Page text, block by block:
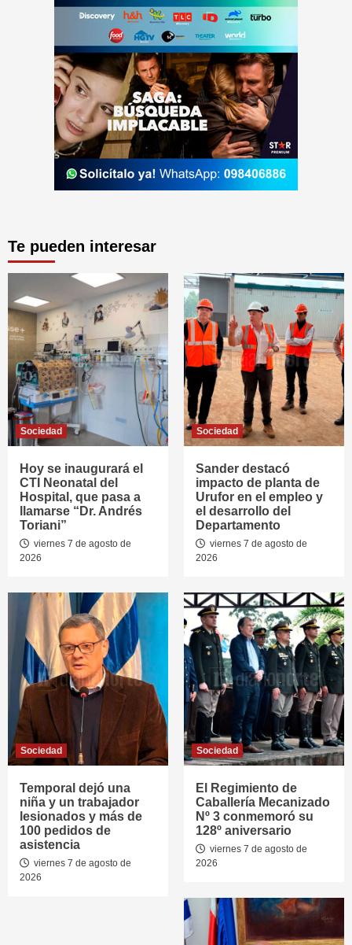
Te pueden interesar
Sociedad
Hoy se inaugurará el
CTI Neonatal del
Hospital, que pasa a
llamarse “Dr. Andrés
Toriani”
viernes 7 de agosto de
2026
Sociedad
Sander destacó
impacto de planta de
Urufor en el empleo y
el desarrollo del
Departamento
viernes 7 de agosto de
2026
Sociedad
Temporal dejó una
niña y un trabajador
lesionados y más de
100 pedidos de
asistencia
viernes 7 de agosto de
2026
Sociedad
El Regimiento de
Caballería Mecanizado
Nº 3 conmemoró su
128º aniversario
viernes 7 de agosto de
2026